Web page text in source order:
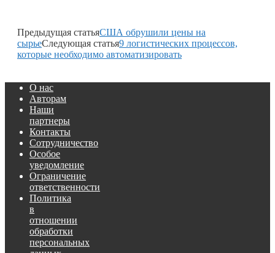
Предыдущая статьяСША обрушили цены на
сырьеСледующая статья9 логистических процессов,
которые необходимо автоматизировать
О нас
Авторам
Наши
партнеры
Контакты
Сотрудничество
Особое
уведомление
Ограничение
ответственности
Политика
в
отношении
обработки
персональных